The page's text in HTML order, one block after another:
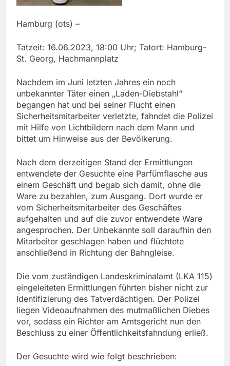
Hamburg (ots) –
Tatzeit: 16.06.2023, 18:00 Uhr; Tatort: Hamburg-
St. Georg, Hachmannplatz
Nachdem im Juni letzten Jahres ein noch
unbekannter Täter einen „Laden-Diebstahl“
begangen hat und bei seiner Flucht einen
Sicherheitsmitarbeiter verletzte, fahndet die Polizei
mit Hilfe von Lichtbildern nach dem Mann und
bittet um Hinweise aus der Bevölkerung.
Nach dem derzeitigen Stand der Ermittlungen
entwendete der Gesuchte eine Parfümflasche aus
einem Geschäft und begab sich damit, ohne die
Ware zu bezahlen, zum Ausgang. Dort wurde er
vom Sicherheitsmitarbeiter des Geschäftes
aufgehalten und auf die zuvor entwendete Ware
angesprochen. Der Unbekannte soll daraufhin den
Mitarbeiter geschlagen haben und flüchtete
anschließend in Richtung der Bahngleise.
Die vom zuständigen Landeskriminalamt (LKA 115)
eingeleiteten Ermittlungen führten bisher nicht zur
Identifizierung des Tatverdächtigen. Der Polizei
liegen Videoaufnahmen des mutmaßlichen Diebes
vor, sodass ein Richter am Amtsgericht nun den
Beschluss zu einer Öffentlichkeitsfahndung erließ.
Der Gesuchte wird wie folgt beschrieben: